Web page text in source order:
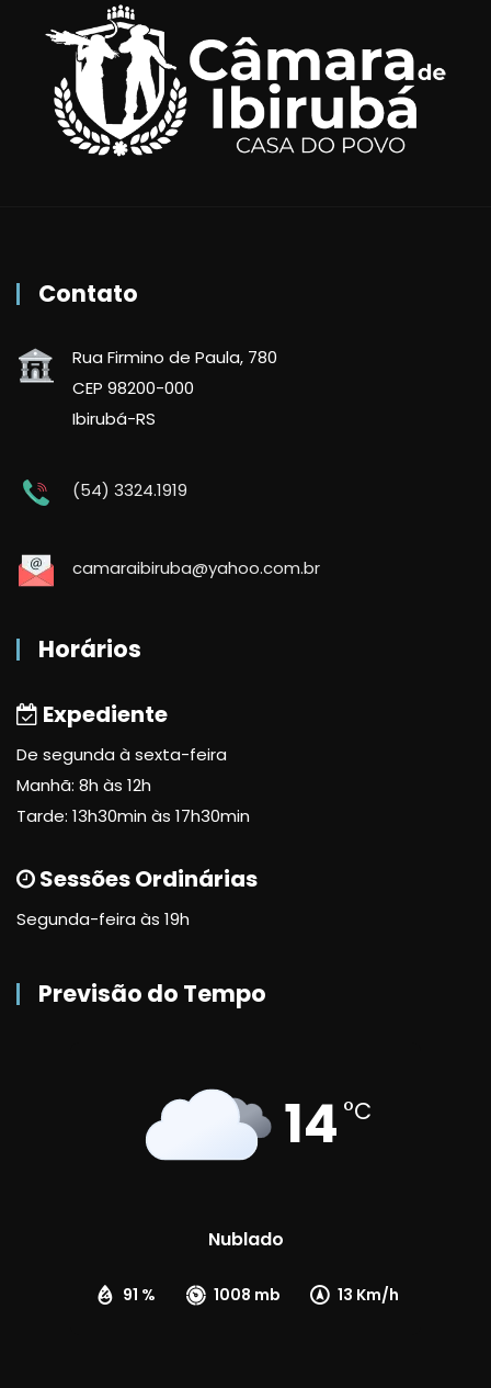
Contato
Rua Firmino de Paula, 780
CEP 98200-000
Ibirubá-RS
(54) 3324.1919
camaraibiruba@yahoo.com.br
Horários
Expediente
De segunda à sexta-feira
Manhã: 8h às 12h
Tarde: 13h30min às 17h30min
Sessões Ordinárias
Segunda-feira às 19h
Previsão do Tempo
14 °C
Nublado
91 % 1008 mb 13 Km/h